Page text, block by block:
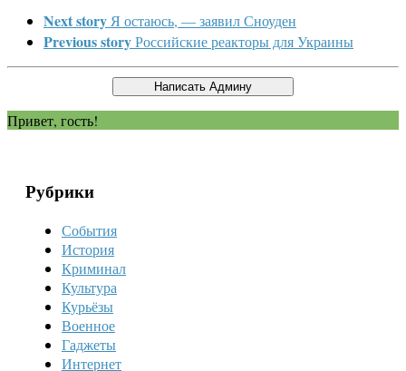
Next story Я остаюсь, — заявил Сноуден
Previous storyРоссийские реакторы для Украины
Привет, гость!
Рубрики
События
История
Криминал
Культура
Курьёзы
Военное
Гаджеты
Интернет